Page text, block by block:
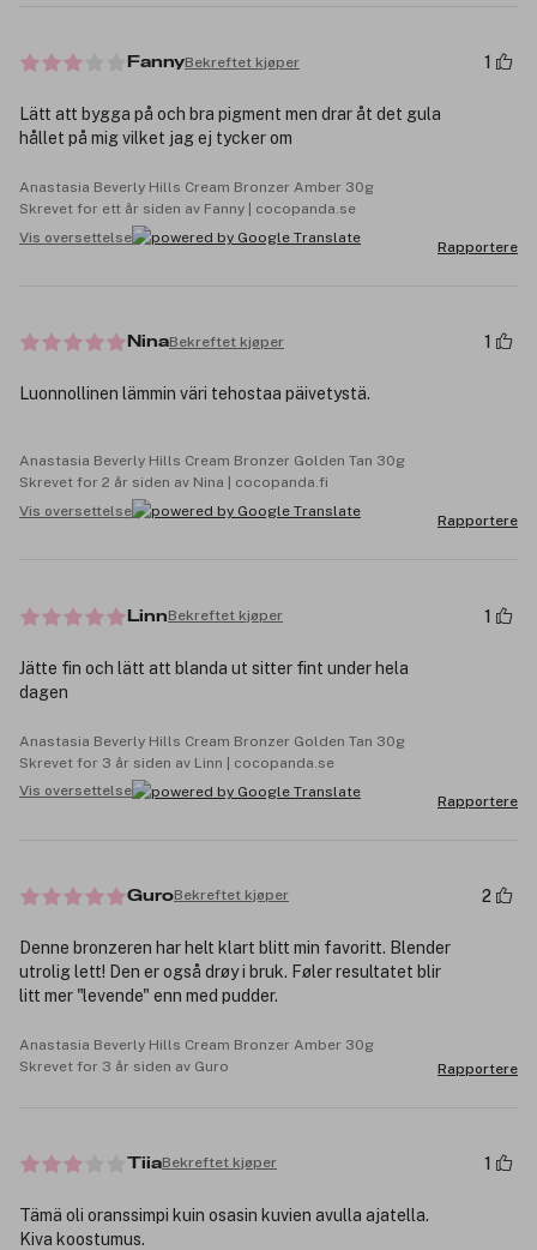
FannyBekreftet kjøper 1
Lätt att bygga på och bra pigment men drar åt det gula
hållet på mig vilket jag ej tycker om
Anastasia Beverly Hills Cream Bronzer Amber 30g
Skrevet for ett år siden av Fanny | cocopanda.se
Vis oversettelse
Rapportere
NinaBekreftet kjøper 1
Luonnollinen lämmin väri tehostaa päivetystä.
Anastasia Beverly Hills Cream Bronzer Golden Tan 30g
Skrevet for 2 år siden av Nina | cocopanda.fi
Vis oversettelse
Rapportere
LinnBekreftet kjøper 1
Jätte fin och lätt att blanda ut sitter fint under hela
dagen
Anastasia Beverly Hills Cream Bronzer Golden Tan 30g
Skrevet for 3 år siden av Linn | cocopanda.se
Vis oversettelse
Rapportere
GuroBekreftet kjøper 2
Denne bronzeren har helt klart blitt min favoritt. Blender
utrolig lett! Den er også drøy i bruk. Føler resultatet blir
litt mer "levende" enn med pudder.
Anastasia Beverly Hills Cream Bronzer Amber 30g
Skrevet for 3 år siden av Guro
Rapportere
TiiaBekreftet kjøper 1
Tämä oli oranssimpi kuin osasin kuvien avulla ajatella.
Kiva koostumus.